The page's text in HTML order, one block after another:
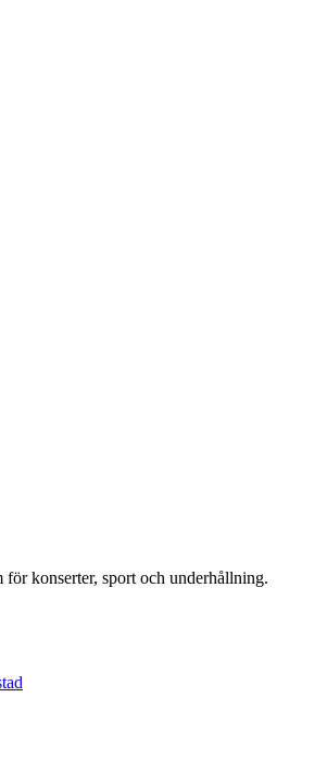
konserter, sport och underhållning.